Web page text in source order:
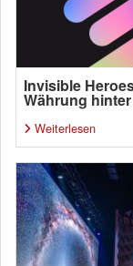
Invisible
Währung
Weiterlesen